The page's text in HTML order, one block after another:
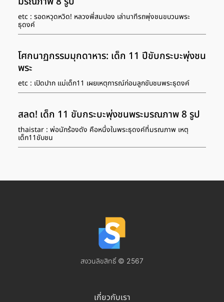
etc : รอดหวุดหวิด! หลวงพี่สมปอง เล่านาทีรถพุ่งชนขบวนพระ
ธุดงค์
โศกนาฏกรรมมุกดาหาร: เด็ก 11 ปีขับกระบะพุ่งชน
พระ
etc : เปิดปาก แม่เด็ก11 เผยเหตุการณ์ก่อนลูกขับชนพระธุดงค์
สลด! เด็ก 11 ขับกระบะพุ่งชนพระมรณภาพ 8 รูป
thaistar : พ่อนักร้องดัง คือหนึ่งในพระธุดงค์ที่มรณภาพ เหตุ
เด็ก11ขับชน
สงวนลิขสิทธิ์ © 2567
เกี่ยวกับเรา